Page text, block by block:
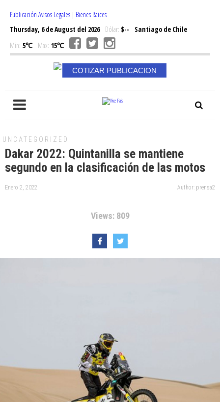
Publicación Avisos Legales | Bienes Raices
Thursday, 6 de August del 2026Dólar: $--
Santiago de Chile
Min: 5℃ Max: 15℃
COTIZAR PUBLICACION
UNCATEGORIZED
Dakar 2022: Quintanilla se mantiene
segundo en la clasificación de las motos
Enero 2, 2022 Author: prensa2
Views: 809